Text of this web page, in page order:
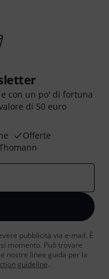
con un po' di fortuna
di 50 euro
Offerte
pubblicità via e-mail. È
momento. Può trovare
nostre linee guida per la
guideline.